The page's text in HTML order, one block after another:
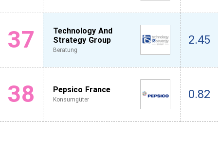
37
Technology And
Strategy Group
Beratung
2.45
38 Pepsico France
Konsumgüter 0.82